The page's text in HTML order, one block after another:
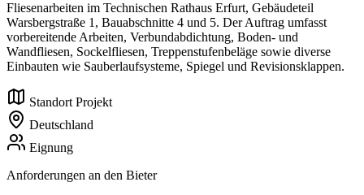
Fliesenarbeiten im Technischen Rathaus Erfurt, Gebäudeteil
Warsbergstraße 1, Bauabschnitte 4 und 5. Der Auftrag umfasst
vorbereitende Arbeiten, Verbundabdichtung, Boden- und
Wandfliesen, Sockelfliesen, Treppenstufenbeläge sowie diverse
Einbauten wie Sauberlaufsysteme, Spiegel und Revisionsklappen.
Standort Projekt
Deutschland
Eignung
Anforderungen an den Bieter